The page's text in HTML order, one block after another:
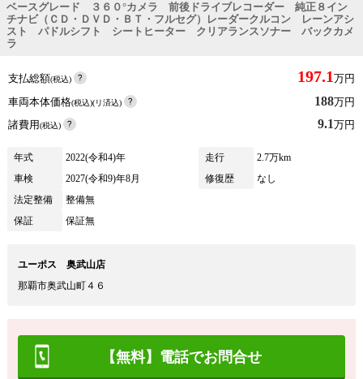
ベースグレード ３６０°カメラ 前後ドライブレコーダー 純正８イン
チナビ（ＣＤ・ＤＶＤ・ＢＴ・フルセグ）レーダークルコン レーンアシ
スト パドルシフト シートヒーター クリアランスソナー バックカメ
ラ
支払総額(税込) 197.1 万円
車両本体価格(税込)(リ済込) 188万円
諸費用(税込) 9.1万円
年式 2022(令和4)年 走行
2.7万km
車検
2027(令和9)年8月 修復歴
なし
法定整備
整備無
保証
保証無
ユーポス 奥武山店
那覇市奥武山町４６
【無料】電話でお問合せ